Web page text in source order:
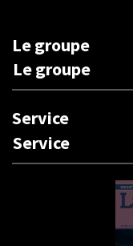
Le groupe
Le groupe
Service
Service